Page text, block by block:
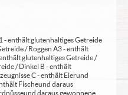
- enthält glutenhaltiges Getreide
/ Roggen A3 - enthält
glutenhaltiges Getreide /
/ Dinkel B - enthält
C - enthält Eier und
Fische und daraus
und daraus gewonnene